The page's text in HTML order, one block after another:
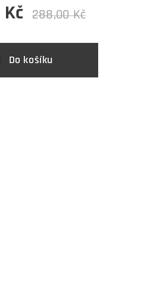
Kč 288,00Kč
Do košíku